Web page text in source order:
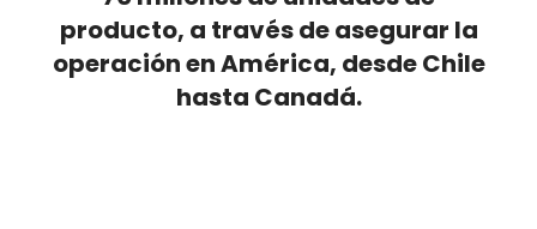
producto, a través de asegurar la
operación en América, desde Chile
hasta Canadá.